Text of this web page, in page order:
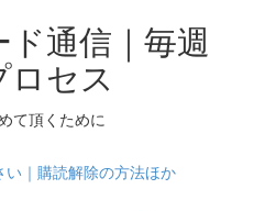
通信｜毎週
セス
て頂くために
い｜購読解除の方法ほか